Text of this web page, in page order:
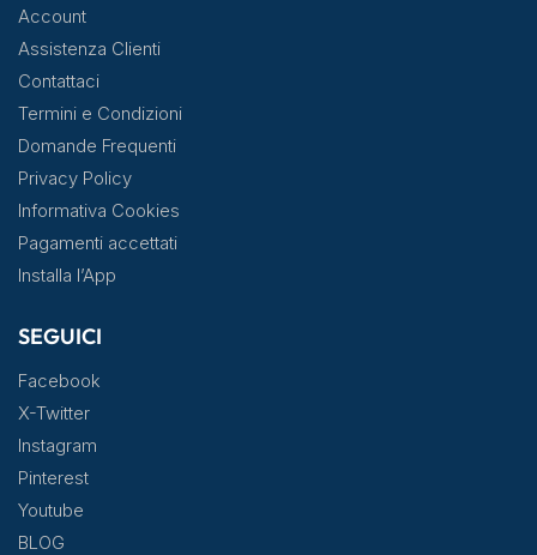
Account
Assistenza Clienti
Contattaci
Termini e Condizioni
Domande Frequenti
Privacy Policy
Informativa Cookies
Pagamenti accettati
Installa l’App
SEGUICI
Facebook
X-Twitter
Instagram
Pinterest
Youtube
BLOG